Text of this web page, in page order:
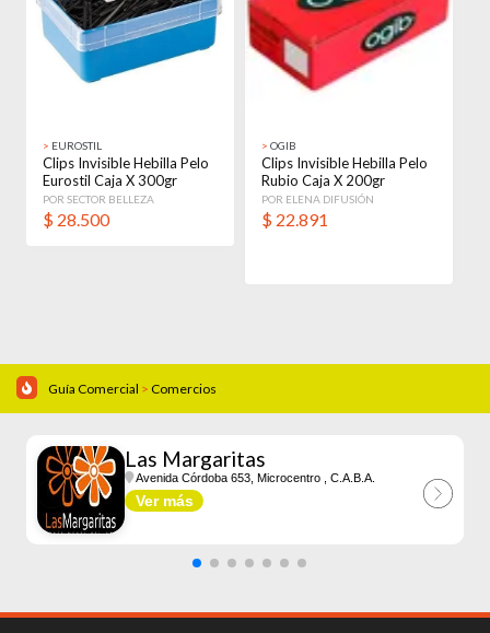
> EUROSTIL
Clips Invisible Hebilla Pelo
Eurostil Caja X 300gr
Negro
POR SECTOR BELLEZA
$ 28.500
> OGIB
Clips Invisible Hebilla Pelo
Rubio Caja X 200gr
Amarillo
POR ELENA DIFUSIÓN
$ 22.891
Guía Comercial > Comercios
Las Margaritas
Avenida Córdoba 653, Microcentro , C.A.B.A.
Ver más